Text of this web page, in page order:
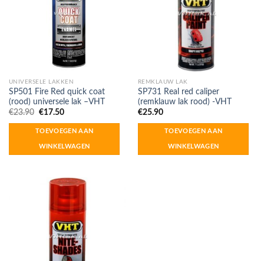
UNIVERSELE LAKKEN
SP501 Fire Red quick coat
(rood) universele lak –VHT
€23.90 Oorspronkelijke
was:
€23.90.
€17.50Huidige
is:
€17.50.
TOEVOEGEN AAN
WINKELWAGEN
REMKLAUW LAK
SP731 Real red caliper
(remklauw lak rood) -VHT
€25.90
TOEVOEGEN AAN
WINKELWAGEN